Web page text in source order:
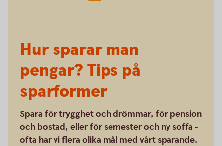
Hur sparar man
pengar? Tips på
sparformer
Spara för trygghet och drömmar, för pension
och bostad, eller för semester och ny soffa -
ofta har vi flera olika mål med vårt sparande.